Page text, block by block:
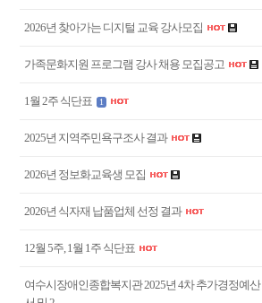
2026년 찾아가는 디지털 교육 강사모집
가족문화지원 프로그램 강사 채용 모집공고
1월 2주 식단표 1
2025년 지역주민욕구조사 결과
2026년 정보화교육생 모집
2026년 식자재 납품업체 선정 결과
12월 5주, 1월 1주 식단표
여수시장애인종합복지관 2025년 4차 추가경정예산